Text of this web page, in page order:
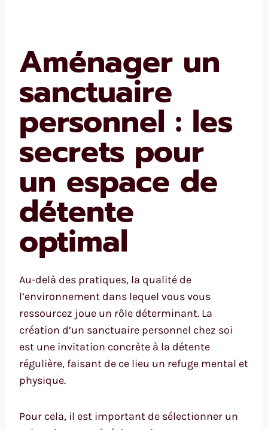
Aménager un
sanctuaire
personnel : les
secrets pour
un espace de
détente
optimal
Au-delà des pratiques, la qualité de
l’environnement dans lequel vous vous
ressourcez joue un rôle déterminant. La
création d’un sanctuaire personnel chez soi
est une invitation concrète à la détente
régulière, faisant de ce lieu un refuge mental et
physique.
Pour cela, il est important de sélectionner un